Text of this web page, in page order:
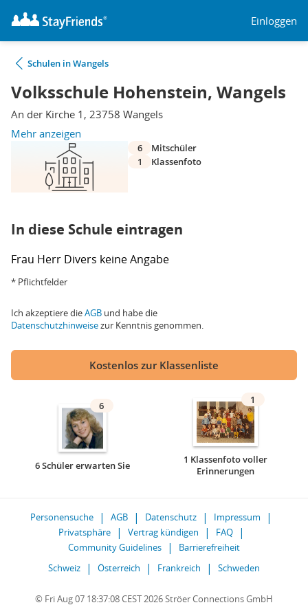
Einloggen
Schulen in Wangels
Volksschule Hohenstein, Wangels
An der Kirche 1, 23758 Wangels
Mehr anzeigen
6
Mitschüler
1
Klassenfoto
In diese Schule eintragen
Frau Herr Divers keine Angabe
* Pflichtfelder
Ich akzeptiere dieAGB und habe die
Datenschutzhinweisezur Kenntnis genommen.
Kostenlos zur Klassenliste
6
6 Schüler erwarten Sie
1
1 Klassenfoto voller
Erinnerungen
Personensuche AGB Datenschutz
Impressum
Privatsphäre
Vertrag kündigen
FAQ
Community Guidelines
Barrierefreiheit
Schweiz
Österreich Frankreich Schweden
© Fri Aug 07 18:37:08 CEST 2026 Ströer Connections GmbH